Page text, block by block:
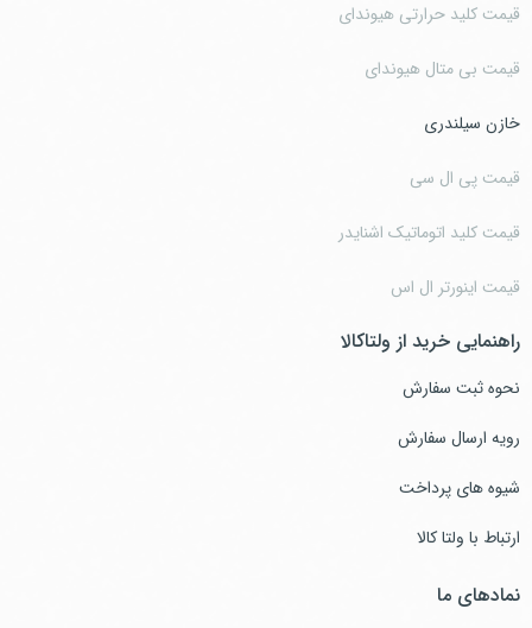
قیمت کلید حرارتی هیوندای
قیمت بی متال هیوندای
خازن سیلندری
قیمت پی ال سی
قیمت کلید اتوماتیک اشنایدر
قیمت اینورتر ال اس
راهنمایی خرید از ولتاکالا
نحوه ثبت سفارش
رویه ارسال سفارش
شیوه های پرداخت
ارتباط با ولتا کالا
نمادهای ما